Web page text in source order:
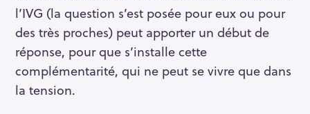
l’IVG (la question s’est posée pour eux ou pour
des très proches) peut apporter un début de
réponse, pour que s’installe cette
complémentarité, qui ne peut se vivre que dans
la tension.